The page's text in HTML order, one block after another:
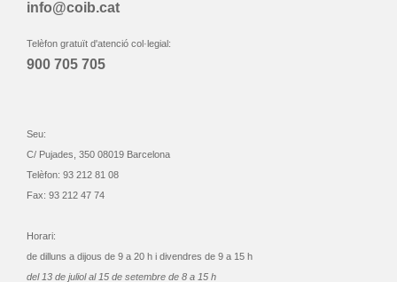
info@coib.cat
Telèfon gratuït d'atenció col·legial:
900 705 705
Seu:
C/ Pujades, 350 08019 Barcelona
Telèfon: 93 212 81 08
Fax: 93 212 47 74
Horari:
de dilluns a dijous de 9 a 20 h i divendres de 9 a 15 h
del 13 de juliol al 15 de setembre de 8 a 15 h